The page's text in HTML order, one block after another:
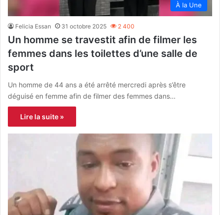
À la Une
Felicia Essan 31 octobre 2025 2 400
Un homme se travestit afin de filmer les
femmes dans les toilettes d’une salle de
sport
Un homme de 44 ans a été arrêté mercredi après s’être
déguisé en femme afin de filmer des femmes dans…
Lire la suite »